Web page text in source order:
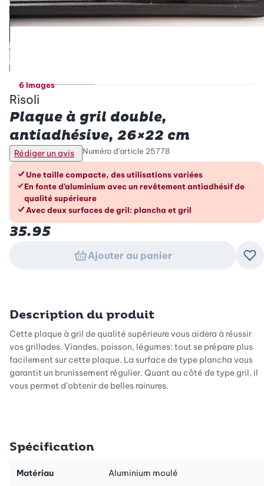
6 Images
Risoli
Plaque à gril double,
antiadhésive, 26×22 cm
Rédiger un avis Numéro d’article 25778
Les avantages en un coup d’œil
Une taille compacte, des utilisations variées
En fonte d’aluminium avec un revêtement antiadhésif de
qualité supérieure
Avec deux surfaces de gril: plancha et gril
35.95
Ajouter au panier
Description du produit
Cette plaque à gril de qualité supérieure vous aidera à réussir
vos grillades. Viandes, poisson, légumes: tout se prépare plus
facilement sur cette plaque. La surface de type plancha vous
garantit un brunissement régulier. Quant au côté de type gril, il
vous permet d’obtenir de belles rainures.
sans que les aliments brûlent. Le revêtement antiadhésif de
Spécification
Matériau Aluminium moulé